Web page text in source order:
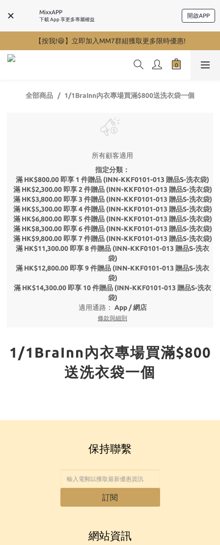
MixxAPP
下載 App 享更多專屬權益
開啟APP
【按我!😆】立即加入MM7群組獲取更多限時優惠!
全部商品 1/1BraInn內衣專場買滿$800送洗衣袋一個
所有顧客適用
指定分類：
滿 HK$800.00 即享 1 件贈品 (INN-KKF0101-013 贈品S-洗衣袋)
滿 HK$2,300.00 即享 2 件贈品 (INN-KKF0101-013 贈品S-洗衣袋)
滿 HK$3,800.00 即享 3 件贈品 (INN-KKF0101-013 贈品S-洗衣袋)
滿 HK$5,300.00 即享 4 件贈品 (INN-KKF0101-013 贈品S-洗衣袋)
滿 HK$6,800.00 即享 5 件贈品 (INN-KKF0101-013 贈品S-洗衣袋)
滿 HK$8,300.00 即享 6 件贈品 (INN-KKF0101-013 贈品S-洗衣袋)
滿 HK$9,800.00 即享 7 件贈品 (INN-KKF0101-013 贈品S-洗衣袋)
滿 HK$11,300.00 即享 8 件贈品 (INN-KKF0101-013 贈品S-洗衣
袋)
滿 HK$12,800.00 即享 9 件贈品 (INN-KKF0101-013 贈品S-洗衣
袋)
滿 HK$14,300.00 即享 10 件贈品 (INN-KKF0101-013 贈品S-洗衣
袋)
適用通路： App / 網店
條款與細則
1/1BraInn內衣專場買滿$800
送洗衣袋一個
保持聯繫
訂閱
網站資訊